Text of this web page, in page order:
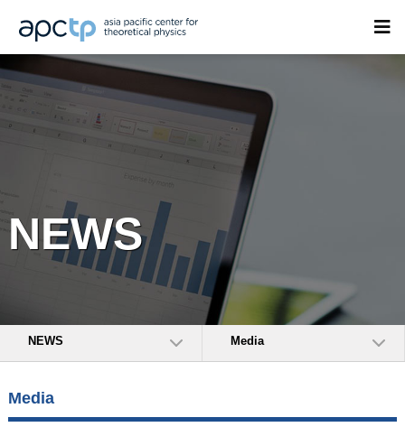
NEWS
NEWS Media
Media